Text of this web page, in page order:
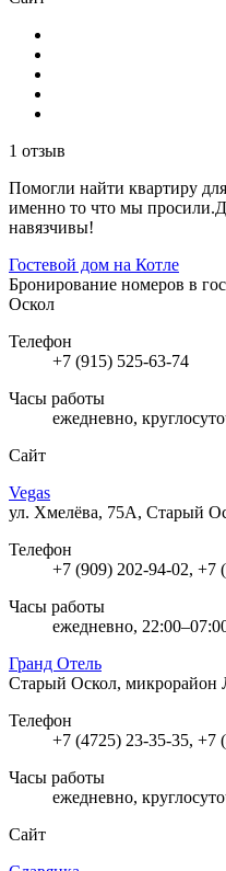
1 отзыв
Помогли найти квартиру
именно то что мы
навязчивы!
Гостевой дом на Котле
Бронирование номеров в
Оскол
Телефон
+7 (915) 525-63-74
Часы работы
ежедневно,
Сайт
Vegas
ул. Хмелёва, 75А, Старый
Телефон
+7 (909) 202-94-02, +7
Часы работы
ежедневно,
Гранд Отель
Старый Оскол, микрорайон
Телефон
+7 (4725) 23-35-35, +7
Часы работы
ежедневно,
Сайт